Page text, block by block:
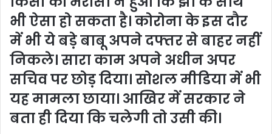
भी ऐसा हो सकता है। कोरोना के इस दौर
में भी ये बड़े बाबू अपने दफ्तर से बाहर नहीं
निकले। सारा काम अपने अधीन अपर
सचिव पर छोड़ दिया। सोशल मीडिया में भी
यह मामला छाया। आखिर में सरकार ने
बता ही दिया कि चलेगी तो उसी की।